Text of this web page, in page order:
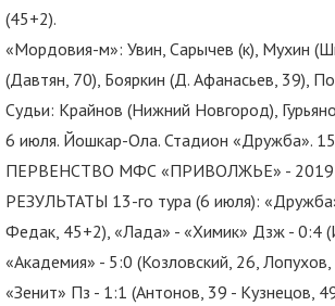
(45+2).
«Мордовия-м»: Увин, Сарычев (к), Мухин
(Давтян, 70), Бояркин (Д. Афанасьев, 39),
Судьи: Крайнов (Нижний Новгород),
6 июля. Йошкар-Ола. Стадион «Дружба».
ПЕРВЕНСТВО МФС «ПРИВОЛЖЬЕ» - 2019
РЕЗУЛЬТАТЫ 13-го тура (6 июля):
Федак, 45+2), «Лада» - «Химик» Дзж - 0:4
«Академия» - 5:0 (Козловский, 26,
«Зенит» Пз - 1:1 (Антонов, 39 - Кузнецов,